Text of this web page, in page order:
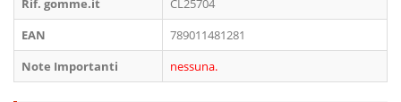
Rif. gomme.it
CL25704
EAN
789011481281
Note Importanti
nessuna.